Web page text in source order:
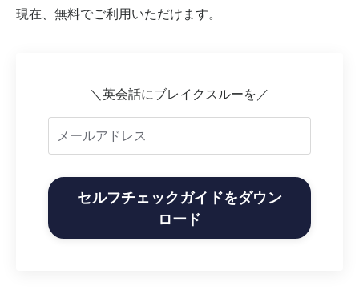
現在、無料でご利用いただけます。
＼英会話にブレイクスルーを／
セルフチェックガイドをダウン
ロード